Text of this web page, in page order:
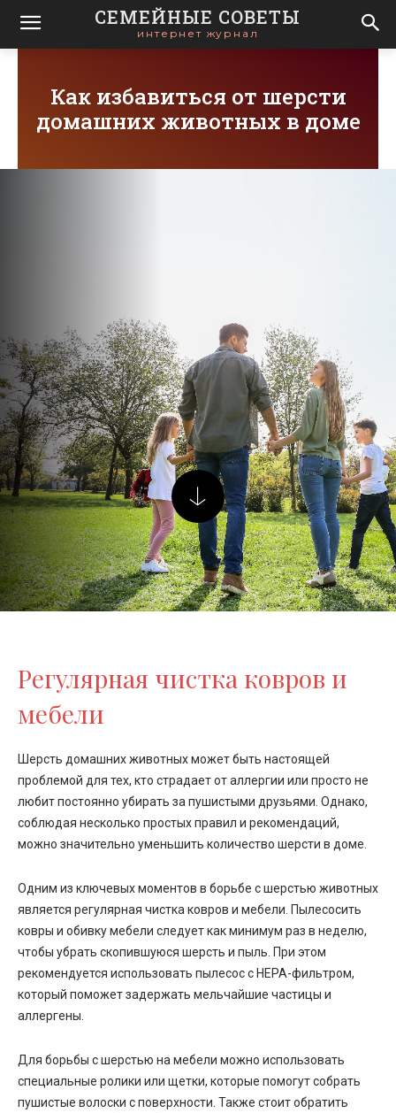
СЕМЕЙНЫЕ СОВЕТЫ
интернет журнал
Как избавиться от шерсти
домашних животных в доме
Регулярная чистка ковров и
мебели
Шерсть домашних животных может быть настоящей
проблемой для тех, кто страдает от аллергии или просто не
любит постоянно убирать за пушистыми друзьями. Однако,
соблюдая несколько простых правил и рекомендаций,
можно значительно уменьшить количество шерсти в доме.
Одним из ключевых моментов в борьбе с шерстью животных
является регулярная чистка ковров и мебели. Пылесосить
ковры и обивку мебели следует как минимум раз в неделю,
чтобы убрать скопившуюся шерсть и пыль. При этом
рекомендуется использовать пылесос с HEPA-фильтром,
который поможет задержать мельчайшие частицы и
аллергены.
Для борьбы с шерстью на мебели можно использовать
специальные ролики или щетки, которые помогут собрать
пушистые волоски с поверхности. Также стоит обратить